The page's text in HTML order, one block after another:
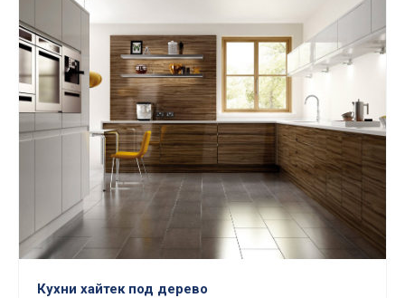
Кухни хайтек под дерево